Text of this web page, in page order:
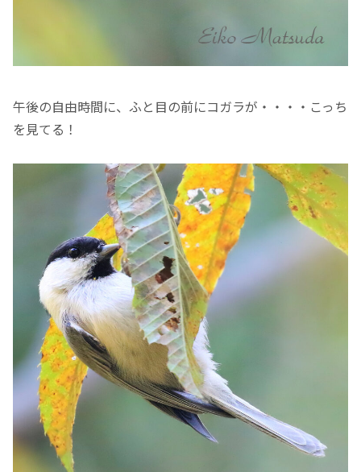
午後の自由時間に、ふと目の前にコガラが・・・・こっち
を見てる！